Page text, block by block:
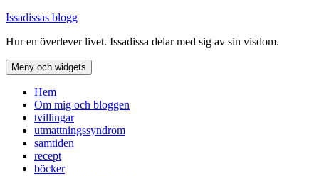
Hoppa
innehåll
Issadissas blogg
Hur en överlever livet. Issadissa delar med sig av sin visdom.
Meny och widgets
Hem
Om mig och bloggen
tvillingar
utmattningssyndrom
samtiden
recept
böcker